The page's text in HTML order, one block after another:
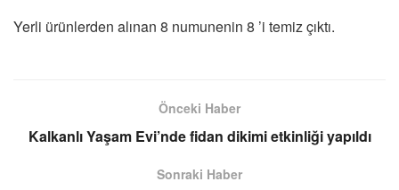
Yerli ürünlerden alınan 8 numunenin 8 ’i temiz çıktı.
Önceki Haber
Kalkanlı Yaşam Evi’nde fidan dikimi etkinliği yapıldı
Sonraki Haber